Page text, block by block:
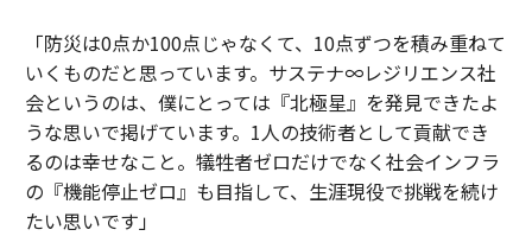
「防災は0点か100点じゃなくて、10点ずつを積み重ねて
いくものだと思っています。サステナ∞レジリエンス社
会というのは、僕にとっては『北極星』を発見できたよ
うな思いで掲げています。1人の技術者として貢献でき
るのは幸せなこと。犠牲者ゼロだけでなく社会インフラ
の『機能停止ゼロ』も目指して、生涯現役で挑戦を続け
たい思いです」